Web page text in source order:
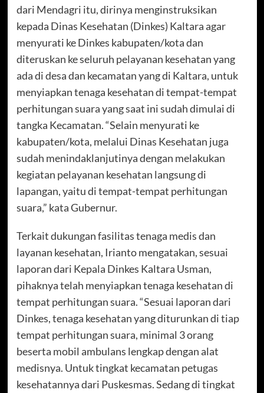
dari Mendagri itu, dirinya menginstruksikan
kepada Dinas Kesehatan (Dinkes) Kaltara agar
menyurati ke Dinkes kabupaten/kota dan
diteruskan ke seluruh pelayanan kesehatan yang
ada di desa dan kecamatan yang di Kaltara, untuk
menyiapkan tenaga kesehatan di tempat-tempat
perhitungan suara yang saat ini sudah dimulai di
tangka Kecamatan. “Selain menyurati ke
kabupaten/kota, melalui Dinas Kesehatan juga
sudah menindaklanjutinya dengan melakukan
kegiatan pelayanan kesehatan langsung di
lapangan, yaitu di tempat-tempat perhitungan
suara,” kata Gubernur.
Terkait dukungan fasilitas tenaga medis dan
layanan kesehatan, Irianto mengatakan, sesuai
laporan dari Kepala Dinkes Kaltara Usman,
pihaknya telah menyiapkan tenaga kesehatan di
tempat perhitungan suara. “Sesuai laporan dari
Dinkes, tenaga kesehatan yang diturunkan di tiap
tempat perhitungan suara, minimal 3 orang
beserta mobil ambulans lengkap dengan alat
medisnya. Untuk tingkat kecamatan petugas
kesehatannya dari Puskesmas. Sedang di tingkat